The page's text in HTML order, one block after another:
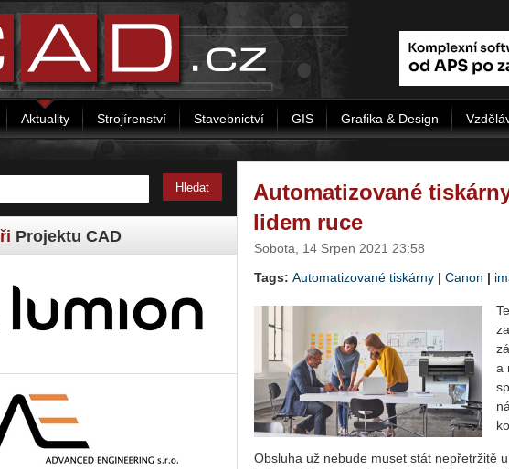
Aktuality Strojírenství Stavebnictví GIS Grafika & Design
Projektu CAD
Automatizované
lidem ruce
Sobota, 14 Srpen 2021 23:58
Tags: Automatizované tiskárny | Canon |
a
Ob­slu­ha už ne­bu­de muset stát ne­pře­tr­ži­tě